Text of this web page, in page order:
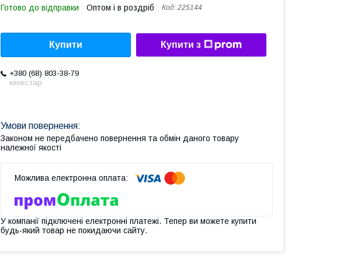
Готово до відправки Оптом і в роздріб Код: 225144
Купити Купити з
+380 (68) 803-38-79
киевстар
Законом не передбачено повернення та обмін даного товару
належної якості
У компанії підключені електронні платежі. Тепер ви можете купити
будь-який товар не покидаючи сайту.